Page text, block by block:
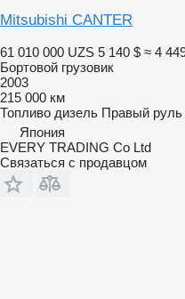
Mitsubishi CANTER
61 010 000 UZS 5 140 $ ≈ 4
Бортовой грузовик
2003
215 000 км
Топливо дизель Правый руль
Япония
EVERY TRADING Co Ltd
Связаться с продавцом